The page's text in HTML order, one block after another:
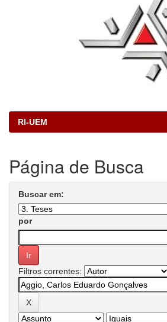
RI-UEM
Página de Busca
Buscar em:
por
Filtros correntes: